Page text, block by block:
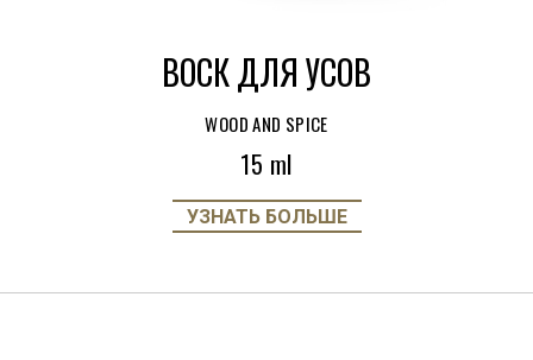
ВОСК ДЛЯ УСОВ
WOOD AND SPICE
15 ml
УЗНАТЬ БОЛЬШЕ